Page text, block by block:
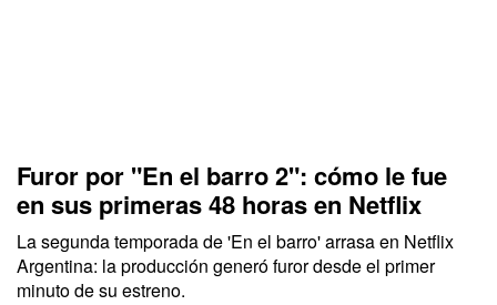
Furor por "En el barro 2": cómo le fue
en sus primeras 48 horas en Netflix
La segunda temporada de 'En el barro' arrasa en Netflix
Argentina: la producción generó furor desde el primer
minuto de su estreno.